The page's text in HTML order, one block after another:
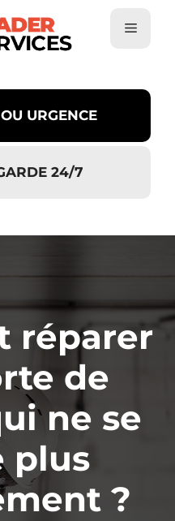
URGENCE
24/7
réparer
de
ne se
plus
?